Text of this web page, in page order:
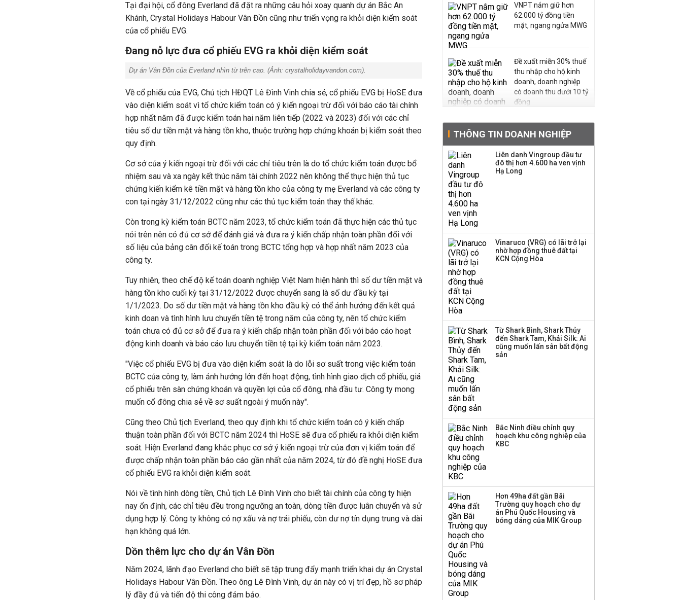
Tại đại hội, cổ đông Everland đã đặt ra những câu hỏi xoay quanh dự án Bắc An
Khánh, Crystal Holidays Habour Vân Đồn cũng như triển vọng ra khỏi diện kiểm soát
của cổ phiếu EVG.
Đang nỗ lực đưa cổ phiếu EVG ra khỏi diện kiểm soát
Dự án Vân Đồn của Everland nhìn từ trên cao. (Ảnh: crystalholidayvandon.com).
Về cổ phiếu của EVG, Chủ tịch HĐQT Lê Đình Vinh chia sẻ, cổ phiếu EVG bị HoSE đưa
vào diện kiểm soát vì tổ chức kiểm toán có ý kiến ngoại trừ đối với báo cáo tài chính
hợp nhất năm đã được kiểm toán hai năm liên tiếp (2022 và 2023) đối với các chỉ
tiêu số dư tiền mặt và hàng tồn kho, thuộc trường hợp chứng khoán bị kiểm soát theo
quy định.
Cơ sở của ý kiến ngoại trừ đối với các chỉ tiêu trên là do tổ chức kiểm toán được bổ
nhiệm sau và xa ngày kết thúc năm tài chính 2022 nên không thể thực hiện thủ tục
chứng kiến kiểm kê tiền mặt và hàng tồn kho của công ty mẹ Everland và các công ty
con tại ngày 31/12/2022 cũng như các thủ tục kiểm toán thay thế khác.
Còn trong kỳ kiểm toán BCTC năm 2023, tổ chức kiểm toán đã thực hiện các thủ tục
nói trên nên có đủ cơ sở để đánh giá và đưa ra ý kiến chấp nhận toàn phần đối với
số liệu của bảng cân đối kế toán trong BCTC tổng hợp và hợp nhất năm 2023 của
công ty.
Tuy nhiên, theo chế độ kế toán doanh nghiệp Việt Nam hiện hành thì số dư tiền mặt và
hàng tồn kho cuối kỳ tại 31/12/2022 được chuyển sang là số dư đầu kỳ tại
1/1/2023. Do số dư tiền mặt và hàng tồn kho đầu kỳ có thể ảnh hưởng đến kết quả
kinh doan và tình hình lưu chuyển tiền tệ trong năm của công ty, nên tổ chức kiểm
toán chưa có đủ cơ sở để đưa ra ý kiến chấp nhận toàn phần đối với báo cáo hoạt
động kinh doanh và báo cáo lưu chuyển tiền tệ tại kỳ kiểm toán năm 2023.
"Việc cổ phiếu EVG bị đưa vào diện kiểm soát là do lỗi sơ suất trong việc kiểm toán
BCTC của công ty, làm ảnh hưởng lớn đến hoạt động, tình hình giao dịch cổ phiếu, giá
cổ phiếu trên sàn chứng khoán và quyền lợi của cổ đông, nhà đầu tư. Công ty mong
muốn cổ đông chia sẻ về sơ suất ngoài ý muốn này".
Cũng theo Chủ tịch Everland, theo quy định khi tổ chức kiểm toán có ý kiến chấp
thuận toàn phần đối với BCTC năm 2024 thì HoSE sẽ đưa cổ phiếu ra khỏi diện kiểm
soát. Hiện Everland đang khắc phục cơ sở ý kiến ngoại trừ của đơn vị kiểm toán để
được chấp nhận toàn phần báo cáo gần nhất của năm 2024, từ đó đề nghị HoSE đưa
cổ phiếu EVG ra khỏi diện kiểm soát.
Nói về tình hình dòng tiền, Chủ tịch Lê Đình Vinh cho biết tài chính của công ty hiện
nay ổn định, các chỉ tiêu đều trong ngưỡng an toàn, dòng tiền được luân chuyển và sử
dụng hợp lý. Công ty không có nợ xấu và nợ trái phiếu, còn dư nợ tín dụng trung và dài
hạn không quá lớn.
Dồn thêm lực cho dự án Vân Đồn
Năm 2024, lãnh đạo Everland cho biết sẽ tập trung đẩy mạnh triển khai dự án Crystal
Holidays Habour Vân Đồn. Theo ông Lê Đình Vinh, dự án này có vị trí đẹp, hồ sơ pháp
lý đầy đủ và tiến độ thi công đảm bảo.
VNPT nắm giữ hơn
62.000 tỷ đồng tiền
mặt, ngang ngửa MWG
Đề xuất miễn 30% thuế
thu nhập cho hộ kinh
doanh, doanh nghiệp
có doanh thu dưới 10 tỷ
đồng
gần 500 triệu cổ phiếu,
tăng vốn lên gần
77.800 tỷ
phiếu, người làm chủ
tịch ở tuổi 27
Việt Nam muốn phát
triển quỹ hưu trí: Từ tiết
kiệm gia đình thành
THÔNG TIN DOANH NGHIỆP
Liên danh Vingroup đầu tư
đô thị hơn 4.600 ha ven vịnh
Hạ Long
Vinaruco (VRG) có lãi trở lại
nhờ hợp đồng thuê đất tại
KCN Cộng Hòa
Từ Shark Bình, Shark Thủy
đến Shark Tam, Khải Silk: Ai
cũng muốn lấn sân bất động
sản
Bắc Ninh điều chỉnh quy
hoạch khu công nghiệp của
KBC
Hơn 49ha đất gần Bãi
Trường quy hoạch cho dự
án Phú Quốc Housing và
bóng dáng của MIK Group